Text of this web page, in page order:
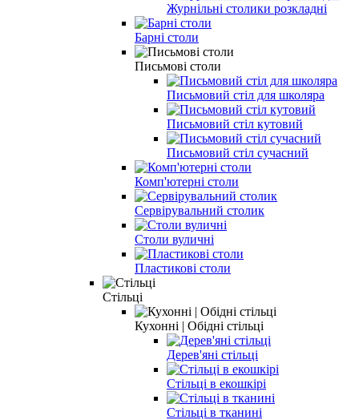
Журнільні столики розкладні
Барні столи
Письмові столи
Письмовий стіл для школяра
Письмовий стіл кутовий
Письмовий стіл сучасний
Комп'ютерні столи
Сервірувальний столик
Столи вуличні
Пластикові столи
Стільці
Кухонні | Обідні стільці
Дерев'яні стільці
Стільці в екошкірі
Стільці в тканині